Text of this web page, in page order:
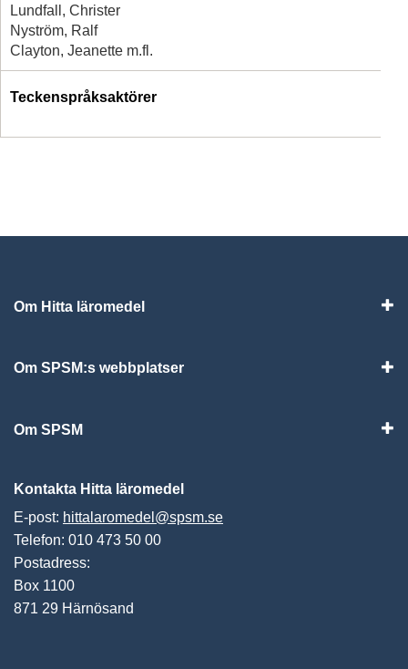
Lundfall, Christer
Nyström, Ralf
Clayton, Jeanette m.fl.
Teckenspråksaktörer
Om Hitta läromedel
Om SPSM:s webbplatser
Om SPSM
Kontakta Hitta läromedel
E-post: hittalaromedel@spsm.se
Telefon: 010 473 50 00
Postadress:
Box 1100
871 29 Härnösand